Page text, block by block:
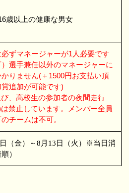
歳以上の健康な男女
ずマネージャーが1人必要です
）選手兼任以外のマネージャーに
りません(＋1500円お支払い頂
追加が可能です)
、高校生の参加者の夜間走行
禁止しています。メンバー全員
チームは不可。
（金）～8月13日（火）※当日消
）